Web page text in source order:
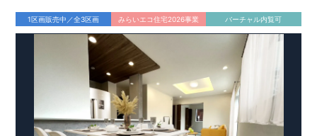
1区画販売中／全3区画 みらいエコ住宅2026事業 バーチャル内覧可